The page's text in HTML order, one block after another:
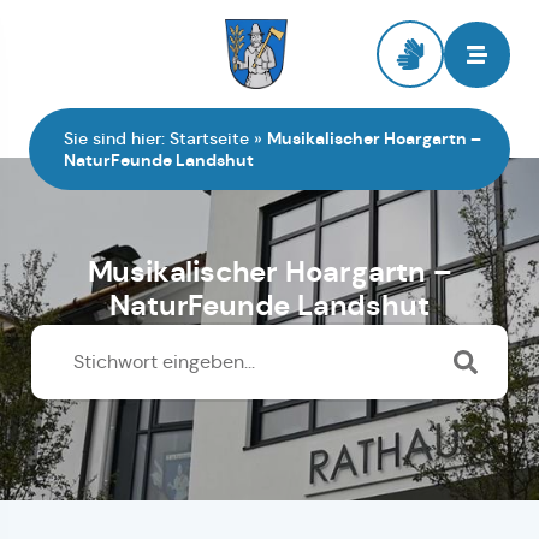
Sie sind hier: Startseite » Musikalischer Hoargartn –
NaturFeunde Landshut
Musikalischer Hoargartn –
NaturFeunde Landshut